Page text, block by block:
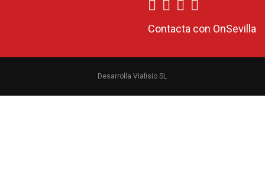
Contacta con OnSevilla
Desarrolla Viafisio SL